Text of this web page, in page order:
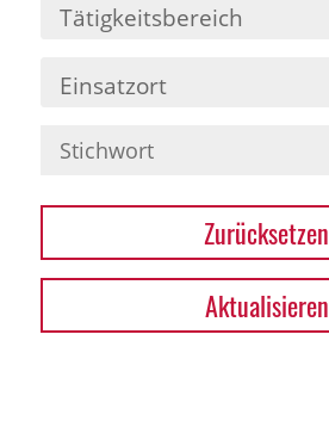
Tätigkeitsbereich
Einsatzort
Zurücksetzen
Aktualisieren